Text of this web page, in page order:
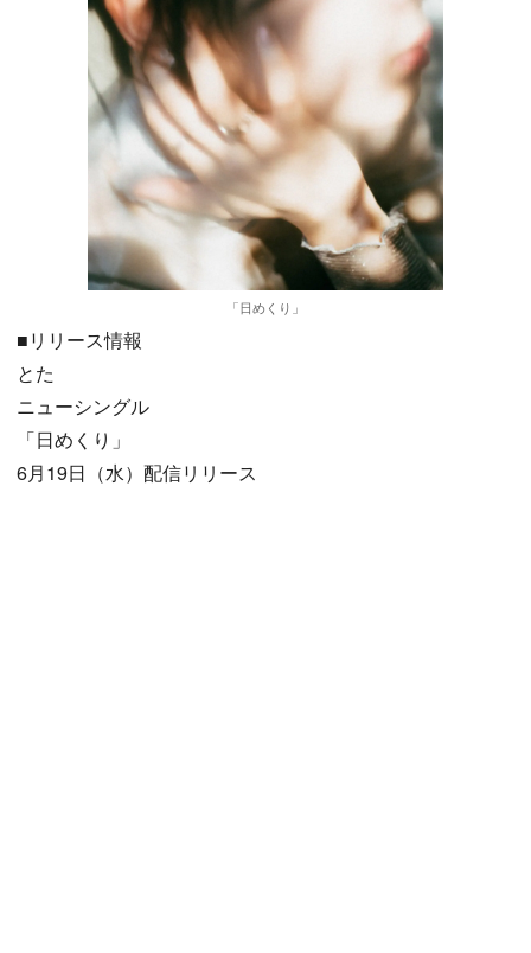
「日めくり」
■リリース情報
とた
ニューシングル
「日めくり」
6月19日（水）配信リリース